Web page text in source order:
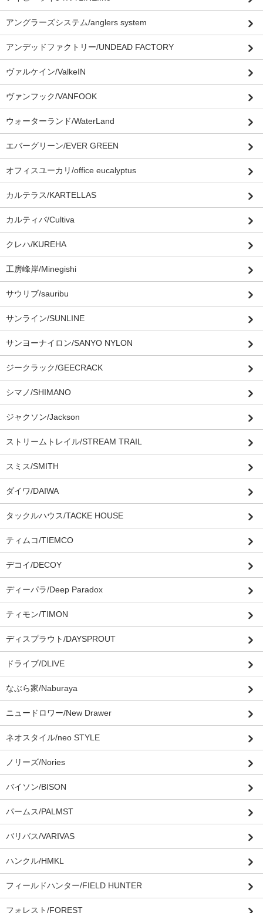
アングラーズシステム/anglers system
アンデッドファクトリー/UNDEAD FACTORY
ヴァルケイン/ValkeIN
ヴァンフック/VANFOOK
ウォーターランド/WaterLand
エバーグリーン/EVER GREEN
オフィスユーカリ/office eucalyptus
カルテラス/KARTELLAS
カルティバ/Cultiva
クレハ/KUREHA
工房峰岸/Minegishi
サウリブ/sauribu
サンライン/SUNLINE
サンヨーナイロン/SANYO NYLON
ジークラック/GEECRACK
シマノ/SHIMANO
ジャクソン/Jackson
ストリームトレイル/STREAM TRAIL
スミス/SMITH
ダイワ/DAIWA
タックルハウス/TACKE HOUSE
ティムコ/TIEMCO
デコイ/DECOY
ディーパラ/Deep Paradox
ティモン/TIMON
ディスプラウト/DAYSPROUT
ドライブ/DLIVE
なぶら家/Naburaya
ニュードロワー/New Drawer
ネオスタイル/neo STYLE
ノリーズ/Nories
バイソン/BISON
パームス/PALMST
バリバス/VARIVAS
ハンクル/HMKL
フィールドハンター/FIELD HUNTER
フォレスト/FOREST